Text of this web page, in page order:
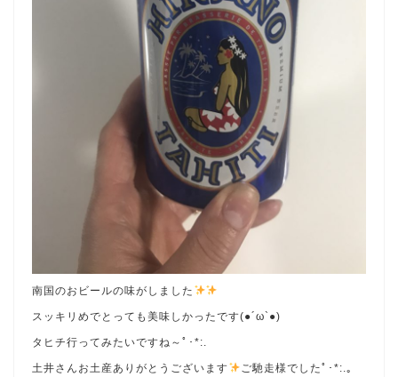
南国のおビールの味がしました
スッキリめでとっても美味しかったです(●´ω`●)
タヒチ行ってみたいですね～ﾟ･*:.
土井さんお土産ありがとうございます
ご馳走様でしたﾟ･*:.｡